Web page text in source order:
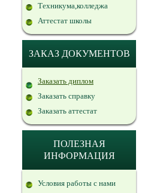
Техникума,колледжа
Аттестат школы
ЗАКАЗ ДОКУМЕНТОВ
Заказать диплом
Заказать справку
Заказать аттестат
ПОЛЕЗНАЯ
ИНФОРМАЦИЯ
Условия работы с нами